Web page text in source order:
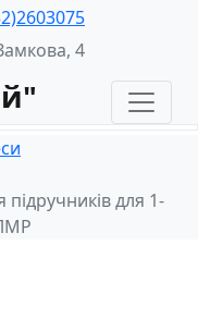
4
для 1-